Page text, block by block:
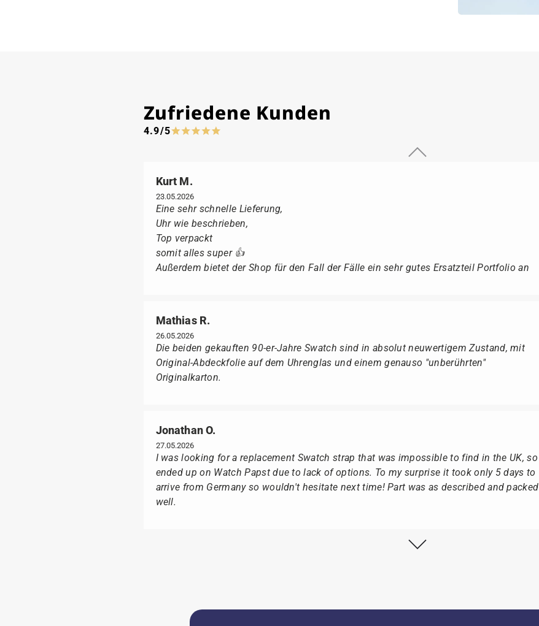
Zufriedene Kunden
4.9/5
Kurt M.
23.05.2026
Eine sehr schnelle Lieferung,
Uhr wie beschrieben,
Top verpackt
somit alles super 👍
Außerdem bietet der Shop für den Fall der Fälle ein sehr gutes Ersatzteil Portfolio an
Mathias R.
26.05.2026
Die beiden gekauften 90-er-Jahre Swatch sind in absolut neuwertigem Zustand, mit
Original-Abdeckfolie auf dem Uhrenglas und einem genauso "unberührten"
Originalkarton.
Jonathan O.
27.05.2026
I was looking for a replacement Swatch strap that was impossible to find in the UK, so
ended up on Watch Papst due to lack of options. To my surprise it took only 5 days to
arrive from Germany so wouldn't hesitate next time! Part was as described and packed
well.
Ganz besonders freute mich, dass die Uhr von Citizen nicht in der üblichen schwarzen